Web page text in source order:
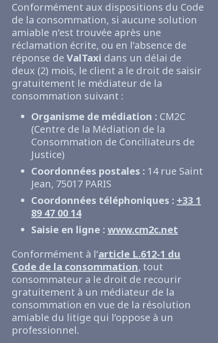
Conformément aux dispositions du Code
de la consommation, si aucune solution
amiable n’est trouvée après une
réclamation écrite, ou en l’absence de
réponse de ValTaxi dans un délai de
deux (2) mois, le client a le droit de saisir
gratuitement le médiateur de la
consommation suivant :
Organisme de médiation : CM2C
(Centre de la Médiation de la
Consommation de Conciliateurs de
Justice)
Coordonnées postales : 14 rue Saint
Jean, 75017 PARIS
Coordonnées téléphoniques : +33 1
89 47 00 14
Saisie en ligne : www.cm2c.net
Conformément à l’article L.612-1 du
Code de la consommation, tout
consommateur a le droit de recourir
gratuitement à un médiateur de la
consommation en vue de la résolution
amiable du litige qui l’oppose à un
professionnel.